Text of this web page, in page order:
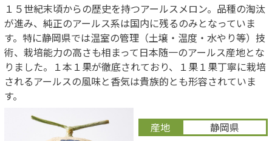
１５世紀末頃からの歴史を持つアールスメロン。品種の淘汰
が進み、純正のアールス系は国内に残るのみとなっていま
す。特に静岡県では温室の管理（土壌・温度・水やり等）技
術、栽培能力の高さも相まって日本随一のアールス産地とな
りました。１本１果が徹底されており、１果１果丁寧に栽培
されるアールスの風味と香気は貴族的とも形容されていま
す。
産地 静岡県